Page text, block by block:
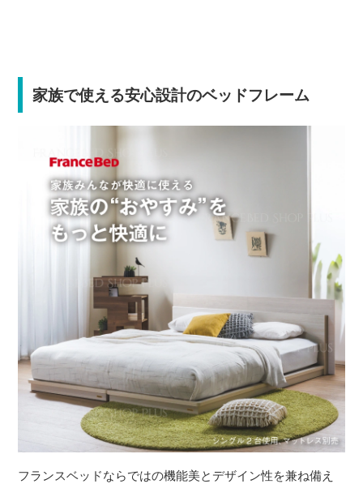
家族で使える安心設計のベッドフレーム
フランスベッドならではの機能美とデザイン性を兼ね備え